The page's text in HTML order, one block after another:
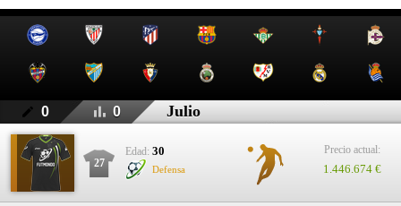
0 0 Julio
27
Edad: 30
Defensa
Precio actual:
1.446.674 €